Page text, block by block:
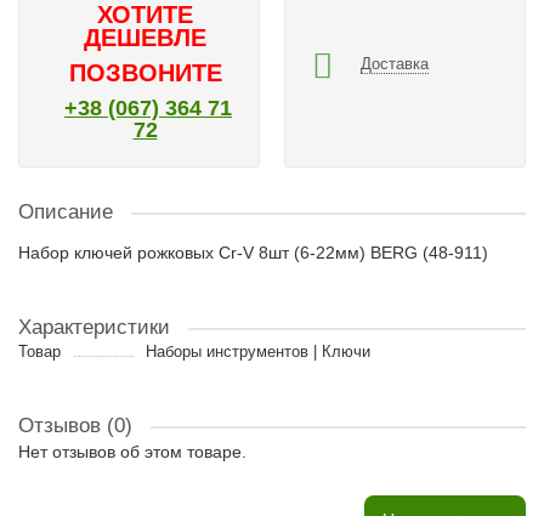
ХОТИТЕ
ДЕШЕВЛЕ
ПОЗВОНИТЕ
+38 (067) 364 71
72
Доставка
Описание
Набор ключей рожковых Cr-V 8шт (6-22мм) BERG (48-911)
Характеристики
Товар Наборы инструментов | Ключи
Отзывов (0)
Нет отзывов об этом товаре.